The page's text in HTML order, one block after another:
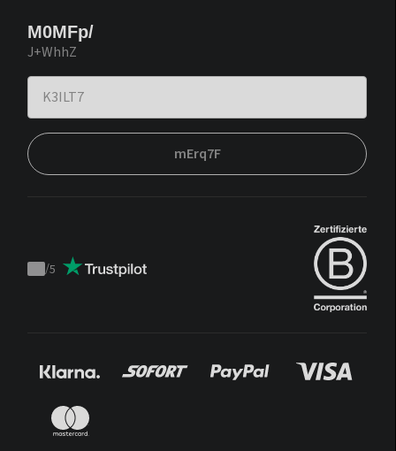
M0MFp/
J+WhhZ
mErq7F
Trustpilot
/5